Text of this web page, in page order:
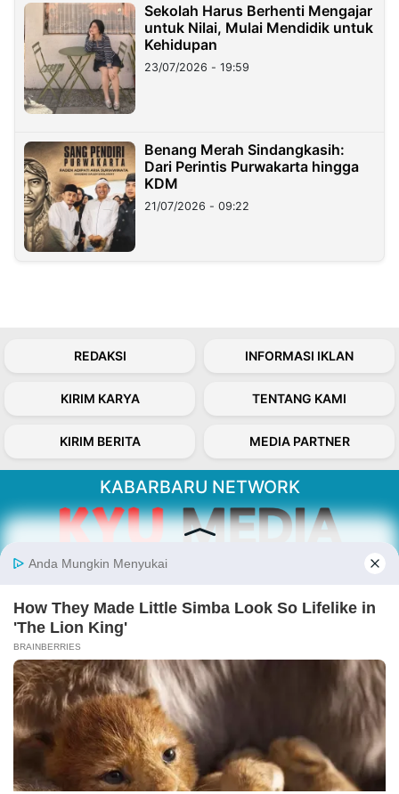
Sekolah Harus Berhenti Mengajar
untuk Nilai, Mulai Mendidik untuk
Kehidupan
23/07/2026 - 19:59
Benang Merah Sindangkasih:
Dari Perintis Purwakarta hingga
KDM
21/07/2026 - 09:22
REDAKSI INFORMASI IKLAN
KIRIM KARYA TENTANG KAMI
KIRIM BERITA MEDIA PARTNER
KABARBARU NETWORK
Kabarbaru.co menyajikan berita aktual dan
inspiratif dari sudut pandang berbaik sangka
Follow Kabarbaru